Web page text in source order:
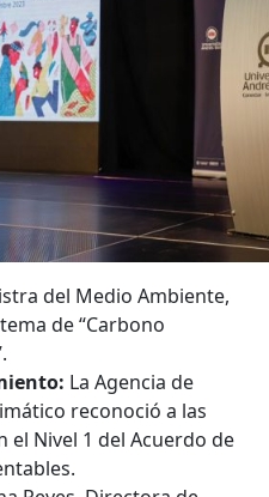
del Medio Ambiente,
de “Carbono
La Agencia de
reconoció a las
Nivel 1 del Acuerdo de